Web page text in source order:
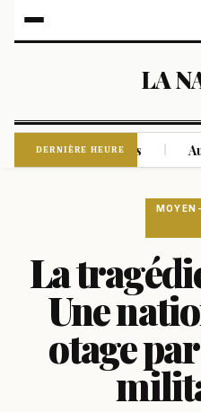
LA
DERNIÈRE HEURE
et 7 blessés | Au
La
Une
otage